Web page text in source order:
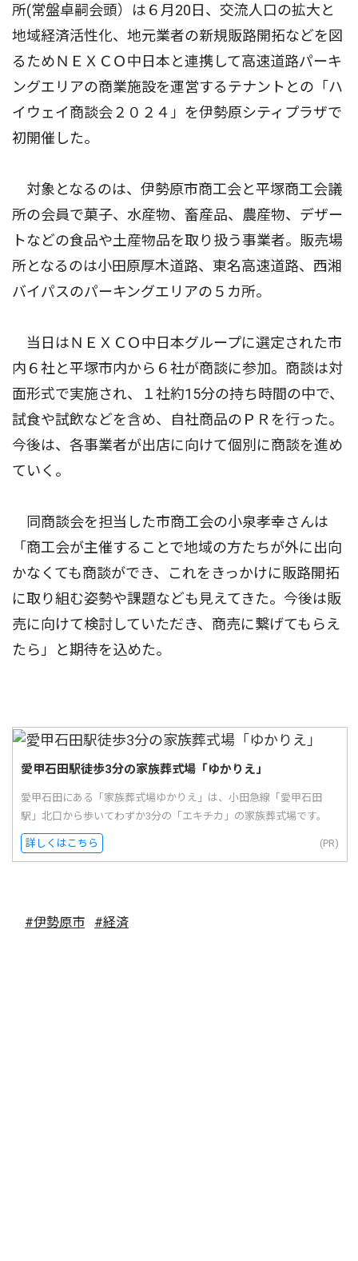
所(常盤卓嗣会頭）は６月20日、交流人口の拡大と
地域経済活性化、地元業者の新規販路開拓などを図
るためＮＥＸＣＯ中日本と連携して高速道路パーキ
ングエリアの商業施設を運営するテナントとの「ハ
イウェイ商談会２０２４」を伊勢原シティプラザで
初開催した。
対象となるのは、伊勢原市商工会と平塚商工会議
所の会員で菓子、水産物、畜産品、農産物、デザー
トなどの食品や土産物品を取り扱う事業者。販売場
所となるのは小田原厚木道路、東名高速道路、西湘
バイパスのパーキングエリアの５カ所。
当日はＮＥＸＣＯ中日本グループに選定された市
内６社と平塚市内から６社が商談に参加。商談は対
面形式で実施され、１社約15分の持ち時間の中で、
試食や試飲などを含め、自社商品のＰＲを行った。
今後は、各事業者が出店に向けて個別に商談を進め
ていく。
同商談会を担当した市商工会の小泉孝幸さんは
「商工会が主催することで地域の方たちが外に出向
かなくても商談ができ、これをきっかけに販路開拓
に取り組む姿勢や課題なども見えてきた。今後は販
売に向けて検討していただき、商売に繋げてもらえ
たら」と期待を込めた。
愛甲石田駅徒歩3分の家族葬式場「ゆかりえ」
愛甲石田にある「家族葬式場ゆかりえ」は、小田急線「愛甲石田
駅」北口から歩いてわずか3分の「エキチカ」の家族葬式場です。
詳しくはこちら (PR)
#伊勢原市 #経済